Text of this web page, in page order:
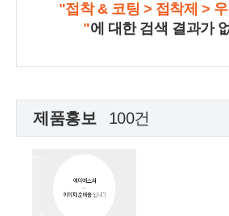
"접착 & 코팅 > 접착제 > 우
"에 대한 검색 결과가
제품홍보 100건